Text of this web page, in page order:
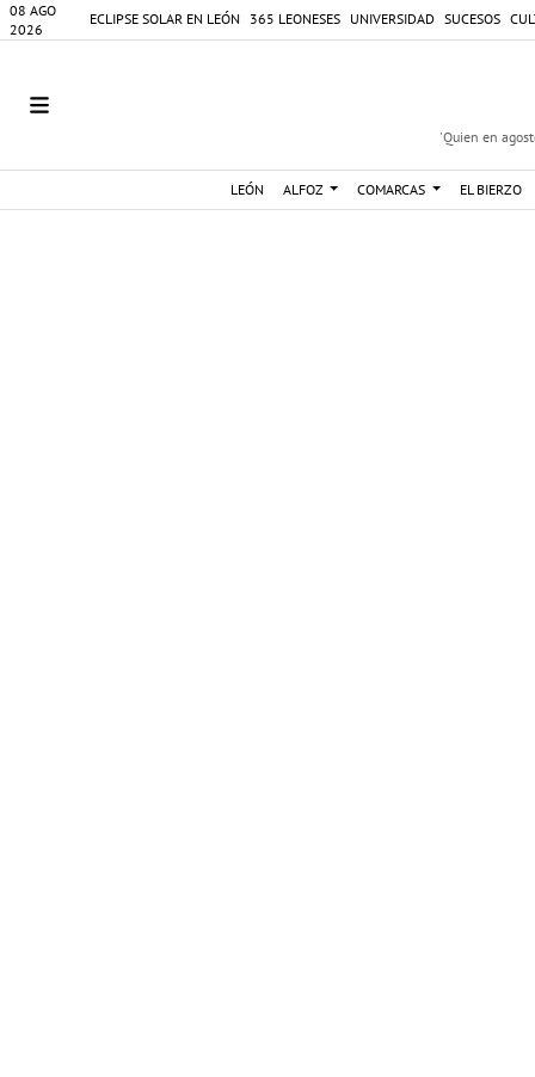
08 AGO
2026
ECLIPSE SOLAR EN LEÓN 365 LEONESES UNIVERSIDAD SUCESOS
'Quien en
LEÓN ALFOZ COMARCAS EL BIERZO